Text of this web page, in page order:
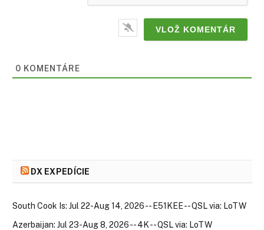
0 KOMENTÁRE
DX EXPEDÍCIE
South Cook Is: Jul 22-Aug 14, 2026 -- E51KEE -- QSL via: LoTW
Azerbaijan: Jul 23-Aug 8, 2026 -- 4K -- QSL via: LoTW